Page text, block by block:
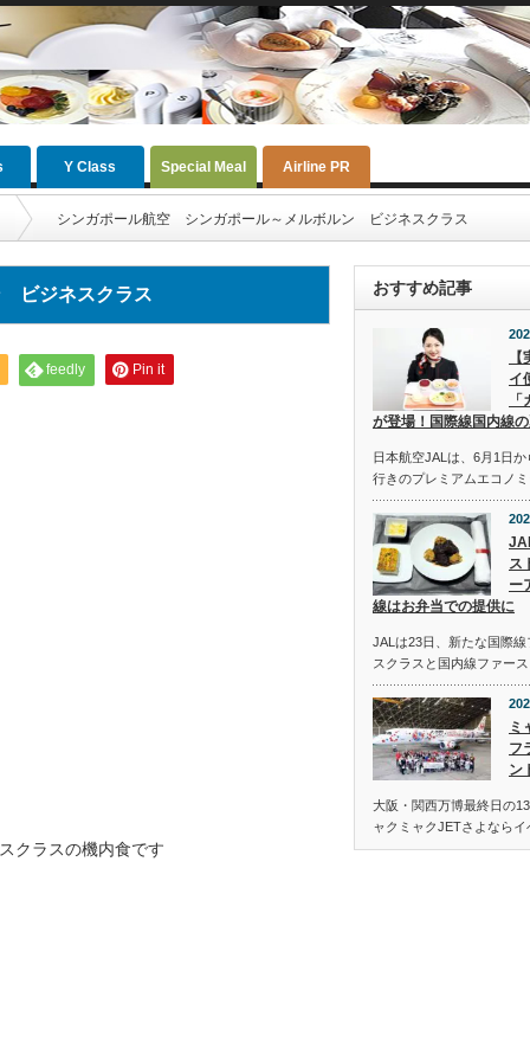
Y Class Special Meal Airline PR
シンガポール航空 シンガポール～メルボルン ビジネスクラス
ビジネスクラス
feedly Pin it
クラスの機内食です
おすすめ記事
イ
が登場！国際線国内線
日本航空JALは、6月1日
行きのプレミアムエコノ
ス
ー
線はお弁当での提供に
JALは23日、新たな国際
スクラスと国内線ファー
ミ
フ
ン
大阪・関西万博最終日の
ャクミャクJETさよなら